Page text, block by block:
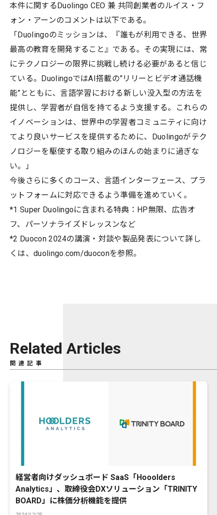
本件に関するDuolingo CEO 兼 共同創業者のルイス・フ
ォン・アーンのコメントは以下である。
「Duolingoのミッションは、『誰もが利用できる、世界
最高の教育を開発すること』である。その実現には、常
にテクノロジーの限界に挑戦し続ける必要があると信じ
ている。DuolingoではAI搭載の”リリーとビデオ通話機
能”とともに、言語学習における新しい没入型の方法を
提供し、学習者が自信を持てるよう支援する。これらの
イノベーションは、世界中の学習者コミュニティに向け
てより良いサービスを提供するために、Duolingoがテク
ノロジーを駆使する取り組みのほんの始まりに過ぎな
い。」
今後さらに多くのコース、言語インターフェース、プラ
ットフォームに対応できるよう準備を進めていく。
*1 Super Duolingoに含まれる特典：HP無限、広告オ
フ、パーソナライズドレッスンなど
*2 Duocon 2024の講演・対談や製品発表について詳し
くは、duolingo.com/duoconを参照。
Related Articles
関連記事
経営者向けダッシュボード SaaS「Hooolders
Analytics」、取締役会DXソリューション「TRINITY
BOARD」に株価分析機能を提供